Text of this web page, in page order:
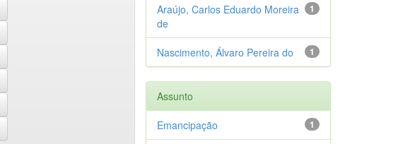
1
Araújo, Carlos Eduardo Moreira
de
1
Nascimento, Álvaro Pereira do
Assunto
1
Emancipação